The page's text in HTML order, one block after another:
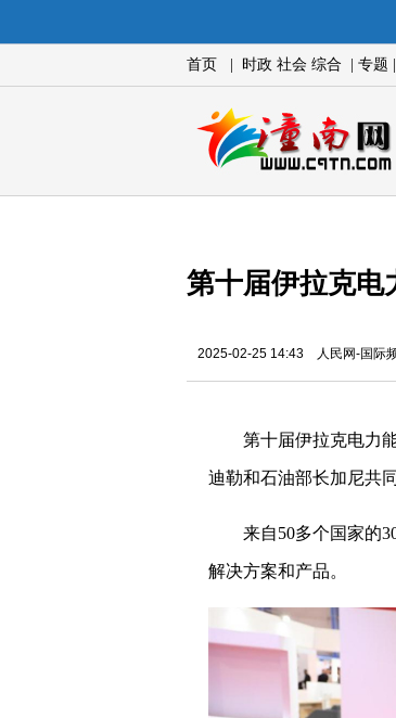
首页 时政 社会 综合 专题
第十届伊拉克电
2025-02-25 14:43 人民网-国际
第十届伊拉克电力
迪勒和石油部长加尼共
来自50多个国家的
解决方案和产品。